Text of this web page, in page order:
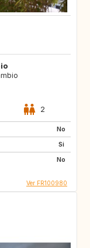
2
No
Si
No
Ver FR100980